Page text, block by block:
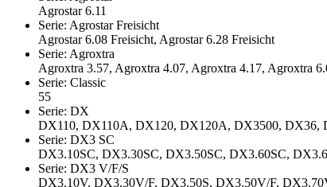
Agrostar 6.11
Serie: Agrostar Freisicht
Agrostar 6.08 Freisicht, Agrostar 6.28 Freisicht
Serie: Agroxtra
Agroxtra 3.57, Agroxtra 4.07, Agroxtra 4.17, Agroxtra
Serie: Classic
55
Serie: DX
DX110, DX110A, DX120, DX120A, DX3500,
Serie: DX3 SC
DX3.10SC, DX3.30SC, DX3.50SC, DX3.60SC,
Serie: DX3 V/F/S
DX3.10V, DX3.30V/F, DX3.50S, DX3.50V/F,